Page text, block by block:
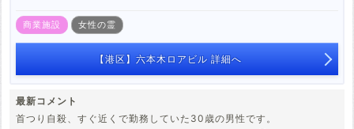
商業施設 女性の霊
【港区】六本木ロアビル 詳細へ
最新コメント
首つり自殺、すぐ近くで勤務していた30歳の男性です。